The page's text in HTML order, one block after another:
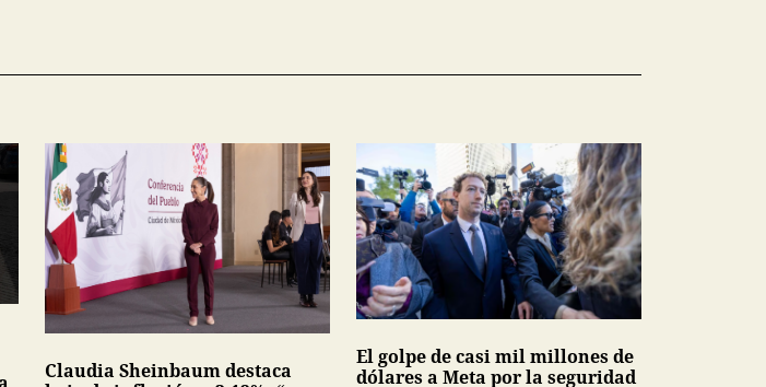
Claudia Sheinbaum destaca
El golpe de casi mil millones de
dólares a Meta por la seguridad